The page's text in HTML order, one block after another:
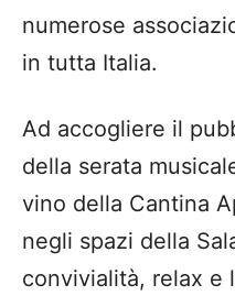
numerose
in tutta Italia.
Ad accogliere il
della serata
vino della Cantina
negli spazi della
convivialità, relax e